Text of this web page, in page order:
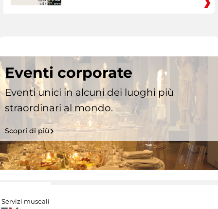
Eventi corporate
Eventi unici in alcuni dei luoghi più
straordinari al mondo.
Scopri di più
Servizi museali